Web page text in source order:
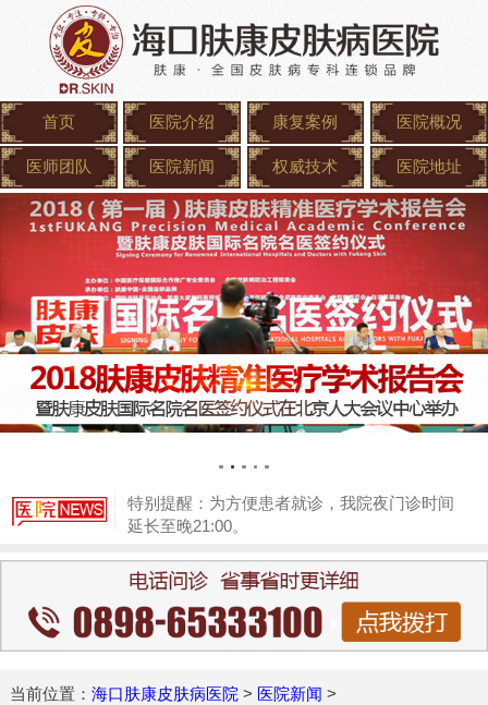
首页 医院介绍 康复案例 医院概况
医师团队 医院新闻 权威技术 医院地址
特别提醒：为方便患者就诊，我院夜门诊时间
延长至晚21:00。
当前位置： 海口肤康皮肤病医院 > 医院新闻 >